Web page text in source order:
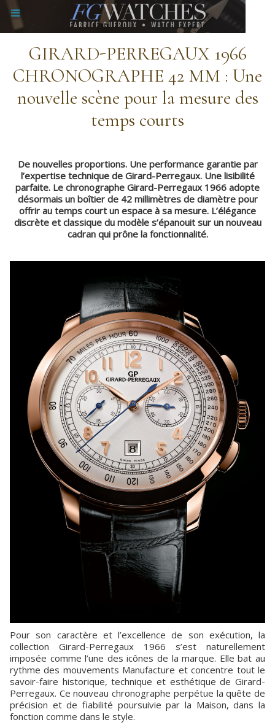
GIRARD-PERREGAUX 1966
CHRONOGRAPHE 42 MM : Une
nouvelle scène pour la mesure des
temps courts
De nouvelles proportions. Une performance garantie par
l’expertise technique de Girard-Perregaux. Une lisibilité
parfaite. Le chronographe Girard-Perregaux 1966 adopte
désormais un boîtier de 42 millimètres de diamètre pour
offrir au temps court un espace à sa mesure. L’élégance
discrète et classique du modèle s’épanouit sur un nouveau
cadran qui prône la fonctionnalité.
Pour son caractère et l’excellence de son exécution, la
collection Girard-Perregaux 1966 s’est naturellement
imposée comme l’une des icônes de la marque. Elle bat au
rythme des mouvements Manufacture et concentre tout le
savoir-faire historique, technique et esthétique de Girard-
Perregaux. Ce nouveau chronographe perpétue la quête de
précision et de fiabilité poursuivie par la Maison, dans la
fonction comme dans le style.